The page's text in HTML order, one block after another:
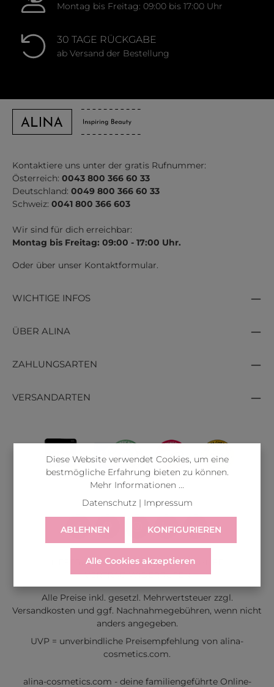
Montag bis Freitag: 09:00 bis 17:00 Uhr
30 TAGE RÜCKGABE
ab Versand der Bestellung
Kontaktiere uns unter der gratis Rufnummer:
Österreich: 0043 800 366 60 33
Deutschland: 0049 800 366 60 33
Schweiz: 0041 800 366 603
Wir sind für dich erreichbar:
Montag bis Freitag: 09:00 - 17:00 Uhr.
Oder über unser Kontaktformular.
WICHTIGE INFOS
ÜBER ALINA
ZAHLUNGSARTEN
VERSANDARTEN
LIEFERUNGWIDERRUFSERVICE & HILFE
VERTRAG WIDERRUFEN
Alle Preise inkl. gesetzl. Mehrwertsteuer zzgl.
Versandkosten und ggf. Nachnahmegebühren, wenn nicht
anders angegeben.
UVP = unverbindliche Preisempfehlung von alina-
cosmetics.com.
alina-cosmetics.com - deine familiengeführte Online-
Diese Website verwendet Cookies, um eine
bestmögliche Erfahrung bieten zu können.
Mehr Informationen ...
Datenschutz| Impressum
ABLEHNEN KONFIGURIEREN
Alle Cookies akzeptieren